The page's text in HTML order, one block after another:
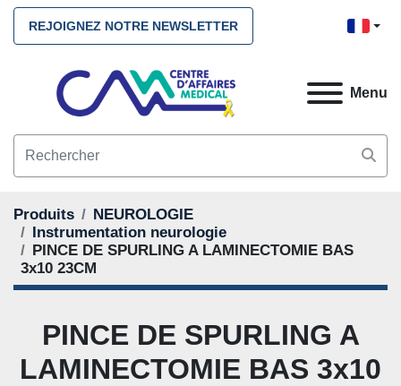
REJOIGNEZ NOTRE NEWSLETTER
Menu
Produits
NEUROLOGIE
Instrumentation neurologie
PINCE DE SPURLING A LAMINECTOMIE BAS
3x10 23CM
PINCE DE SPURLING A
LAMINECTOMIE BAS 3x10